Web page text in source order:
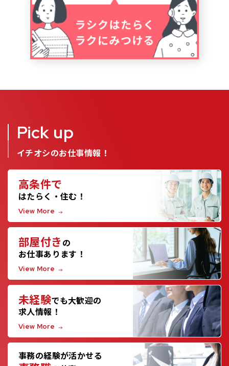
Pick up
イチオシのお仕事情報！
高条件で
はたらく・住む！
View More
部屋付き の
お仕事あります！
View More
未経験でも大歓迎の
求人情報！
View More
事務の経験が活かせる